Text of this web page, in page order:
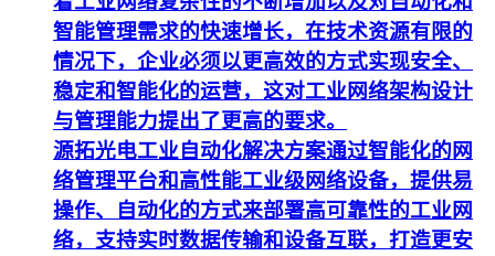
智能管理需求的快速增长，在技术资源有限的
情况下，企业必须以更高效的方式实现安全、
稳定和智能化的运营，这对工业网络架构设计
与管理能力提出了更高的要求。
源拓光电工业自动化解决方案通过智能化的网
络管理平台和高性能工业级网络设备，提供易
操作、自动化的方式来部署高可靠性的工业网
络，支持实时数据传输和设备互联，打造更安